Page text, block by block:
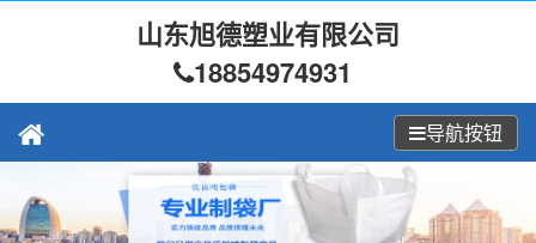
山东旭德塑业有限公司
18854974931
导航按钮